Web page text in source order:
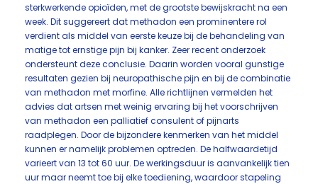
sterkwerkende opioïden, met de grootste bewijskracht na een
week. Dit suggereert dat methadon een prominentere rol
verdient als middel van eerste keuze bij de behandeling van
matige tot ernstige pijn bij kanker. Zeer recent onderzoek
ondersteunt deze conclusie. Daarin worden vooral gunstige
resultaten gezien bij neuropathische pijn en bij de combinatie
van methadon met morfine. Alle richtlijnen vermelden het
advies dat artsen met weinig ervaring bij het voorschrijven
van methadon een palliatief consulent of pijnarts
raadplegen. Door de bijzondere kenmerken van het middel
kunnen er namelijk problemen optreden. De halfwaardetijd
varieert van 13 tot 60 uur. De werkingsduur is aanvankelijk tien
uur maar neemt toe bij elke toediening, waardoor stapeling